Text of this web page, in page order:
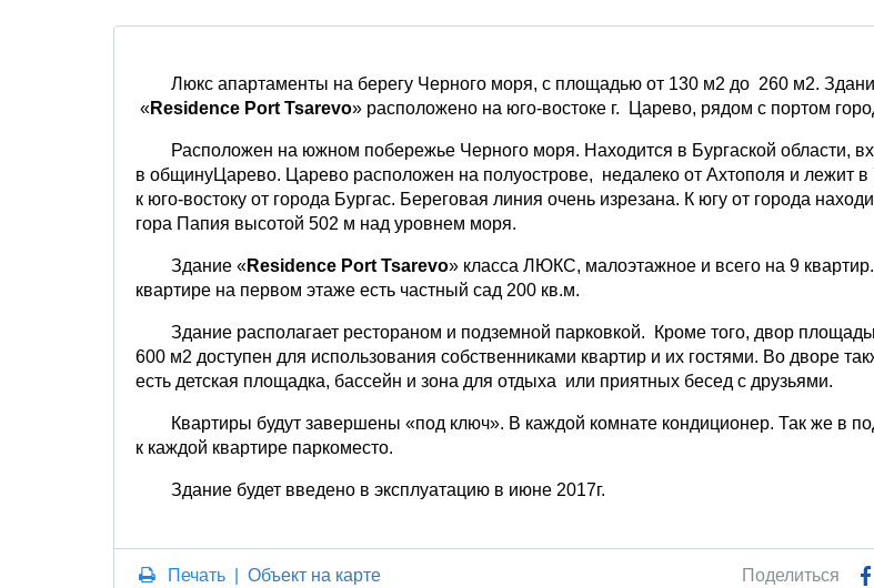
Люкс апартаменты на берегу Черного моря, с площадью от 130 м2 до 260 м2.
«Residence Port Tsarevo» расположено на юго-востоке г. Царево, рядом с портом
Расположен на южном побережье Черного моря. Находится в Бургаской области,
в общинуЦарево. Царево расположен на полуострове, недалеко от Ахтополя и лежит в
к юго-востоку от города Бургас. Береговая линия очень изрезана. К югу от города
гора Папия высотой 502 м над уровнем моря.
Здание «Residence Port Tsarevo» класса ЛЮКС, малоэтажное и всего на 9
квартире на первом этаже есть частный сад 200 кв.м.
Здание располагает рестораном и подземной парковкой. Кроме того, двор
600 м2 доступен для использования собственниками квартир и их гостями. Во дворе
есть детская площадка, бассейн и зона для отдыха или приятных бесед с друзьями.
Квартиры будут завершены «под ключ». В каждой комнате кондиционер. Так же в
к каждой квартире паркоместо.
Здание будет введено в эксплуатацию в июне 2017г.
Печать |Объект на карте Поделиться